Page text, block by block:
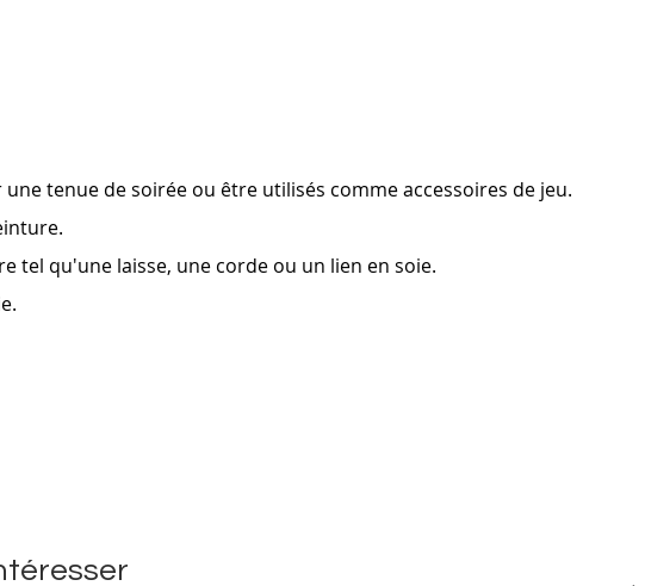
tenue de soirée ou être utilisés comme accessoires de jeu.
tel qu'une laisse, une corde ou un lien en soie.